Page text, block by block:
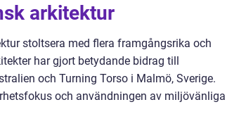
arkitektur
stoltsera med flera framgångsrika och
har gjort betydande bidrag till
och Turning Torso i Malmö, Sverige.
och användningen av miljövänliga